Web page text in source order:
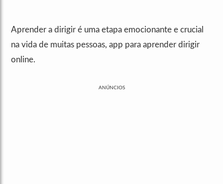
Aprender a dirigir é uma etapa emocionante e crucial
na vida de muitas pessoas, app para aprender dirigir
online.
ANÚNCIOS